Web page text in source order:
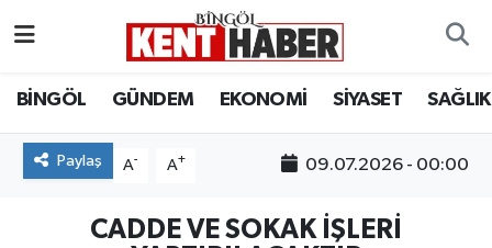
BİNGÖL GÜNDEM EKONOMİ SİYASET SAĞLIK
Paylaş A- A+ 09.07.2026 - 00:00
CADDE VE SOKAK İŞLERİ
BİLİM-TEKNOLOJİ
Bingöl Hava Durumu